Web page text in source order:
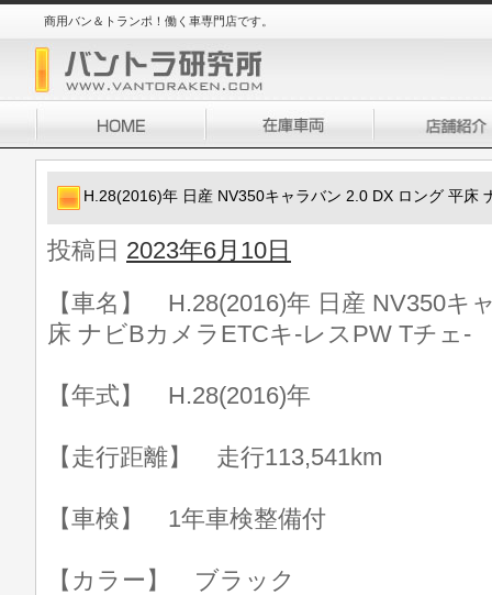
商用バン＆トランポ！働く車専門店です。
H.28(2016)年 日産 NV350キャラバン 2.0 DX ロング 平床
投稿日 2023年6月10日
【車名】 H.28(2016)年 日産 NV350キ
床 ナビBカメラETCキ-レスPW Tチェ-
【年式】 H.28(2016)年
【走行距離】 走行113,541km
【車検】 1年車検整備付
【カラー】 ブラック